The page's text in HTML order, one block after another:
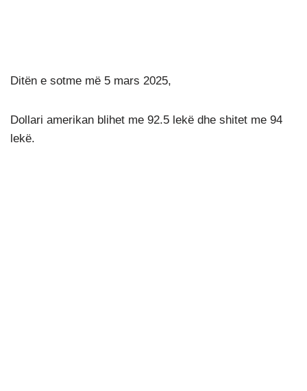
Ditën e sotme më 5 mars 2025,
Dollari amerikan blihet me 92.5 lekë dhe shitet me 94
lekë.